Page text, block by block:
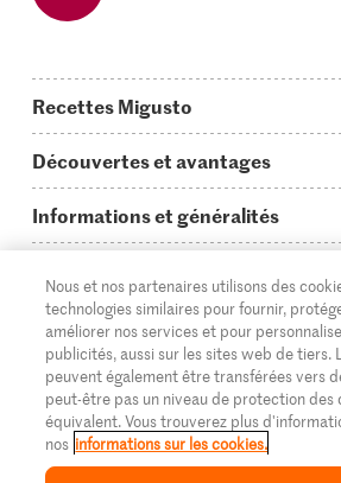
Recettes Migusto
Idées de menus
Plats principaux
Simple & vite prêt
Apéritif
Préparations au four
Enfants & famille
Découvertes et avantages
On en parle...
Tutoriels
Glossaire des ingrédients
Login Migusto
Magazine Migusto
Informations et généralités
Questions concernant Migusto
Cuisiner avec Migusto
Service clientèle & contact
Publicité
Impressum
Supermarché
Migros Online
À propos de Migros
Magasins
© 2026 La Fédération des coopératives Migros
DE FR IT
Nous et nos partenaires utilisons des
technologies similaires pour fournir,
améliorer nos services et pour
publicités, aussi sur les sites web de tiers.
peuvent également être transférées vers
peut-être pas un niveau de protection des
équivalent. Vous trouverez plus
nos informations sur les cookies.